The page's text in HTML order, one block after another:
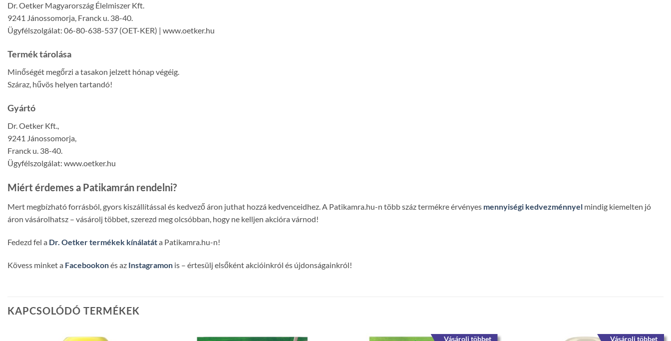
Dr. Oetker Magyarország Élelmiszer Kft.
9241 Jánossomorja, Franck u. 38-40.
Ügyfélszolgálat: 06-80-638-537 (OET-KER) | www.oetker.hu
Termék tárolása
Minőségét megőrzi a tasakon jelzett hónap végéig.
Száraz, hűvös helyen tartandó!
Gyártó
Dr. Oetker Kft.,
9241 Jánossomorja,
Franck u. 38-40.
Ügyfélszolgálat: www.oetker.hu
Miért érdemes a Patikamrán rendelni?
Mert megbízható forrásból, gyors kiszállítással és kedvező áron juthat hozzá kedvenceidhez. A Patikamra.hu-n több száz termékre érvényes mennyiségi kedvezménnyel mindig kiemelten jó
áron vásárolhatsz – vásárolj többet, szerezd meg olcsóbban, hogy ne kelljen akcióra várnod!
Fedezd fel a Dr. Oetker termékek kínálatáta Patikamra.hu-n!
Kövess minket a Facebookonés az Instagramon is – értesülj elsőként akcióinkról és újdonságainkról!
KAPCSOLÓDÓ TERMÉKEK
Vásárolj többet
Vásárolj többet